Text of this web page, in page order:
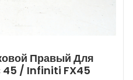
Правый Для
/ Infiniti FX45